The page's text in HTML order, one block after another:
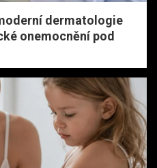
dermatologie
onemocnění pod